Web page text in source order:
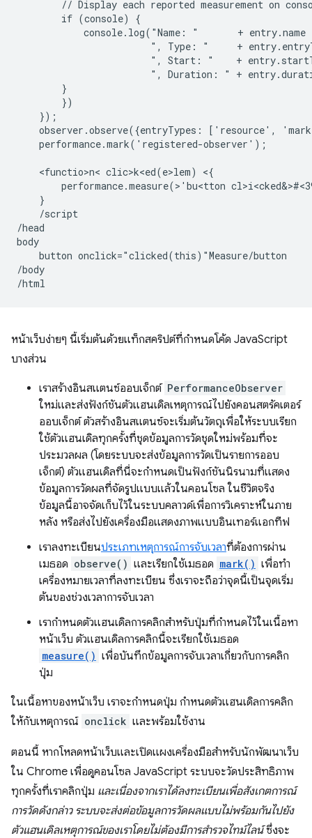
// Display each reported measurement on
        if (console) {
console.log("Name: "       + entry.name
", Type: "     +
", Start: "    +
", Duration: " +
        }
        })
    });
observer.observe({entryTypes: ['resource',
    performance.mark('registered-observer');
    <functio>n< clic>k<ed(e>lem) <{
    }
    /script
/head
body
    button onclick="clicked(this)"Measure/button
/body
หน้าเว็บง่ายๆ นี้เริ่มต้นด้วยแท็กสคริปต์ที่กําหนดโค้ด JavaScript
บางส่วน
เราสร้างอินสแตนซ์ออบเจ็กต์ PerformanceObserver
ใหม่และส่งฟังก์ชันตัวแฮนเดิลเหตุการณ์ไปยังคอนสตรัคเตอร์
ออบเจ็กต์ ตัวสร้างอินสแตนซ์จะเริ่มต้นวัตถุเพื่อให้ระบบเรียก
ใช้ตัวแฮนเดิลทุกครั้งที่ชุดข้อมูลการวัดชุดใหม่พร้อมที่จะ
ประมวลผล (โดยระบบจะส่งข้อมูลการวัดเป็นรายการออบ
เจ็กต์) ตัวแฮนเดิลที่นี่จะกำหนดเป็นฟังก์ชันนิรนามที่แสดง
ข้อมูลการวัดผลที่จัดรูปแบบแล้วในคอนโซล ในชีวิตจริง
ข้อมูลนี้อาจจัดเก็บไว้ในระบบคลาวด์เพื่อการวิเคราะห์ในภาย
หลัง หรือส่งไปยังเครื่องมือแสดงภาพแบบอินเทอร์แอกทีฟ
เราลงทะเบียนประเภทเหตุการณ์การจับเวลาที่ต้องการผ่าน
เมธอด observe() และเรียกใช้เมธอด mark() เพื่อทํา
เครื่องหมายเวลาที่ลงทะเบียน ซึ่งเราจะถือว่าจุดนี้เป็นจุดเริ่ม
ต้นของช่วงเวลาการจับเวลา
เรากําหนดตัวแฮนเดิลการคลิกสําหรับปุ่มที่กําหนดไว้ในเนื้อหา
หน้าเว็บ ตัวแฮนเดิลการคลิกนี้จะเรียกใช้เมธอด
measure() เพื่อบันทึกข้อมูลการจับเวลาเกี่ยวกับการคลิก
ปุ่ม
ในเนื้อหาของหน้าเว็บ เราจะกำหนดปุ่ม กำหนดตัวแฮนเดิลการคลิก
ให้กับเหตุการณ์ onclick และพร้อมใช้งาน
ตอนนี้ หากโหลดหน้าเว็บและเปิดแผงเครื่องมือสําหรับนักพัฒนาเว็บ
ใน Chrome เพื่อดูคอนโซล JavaScript ระบบจะวัดประสิทธิภาพ
ทุกครั้งที่เราคลิกปุ่ม และเนื่องจากเราได้ลงทะเบียนเพื่อสังเกตการณ์
การวัดดังกล่าว ระบบจะส่งต่อข้อมูลการวัดผลแบบไม่พร้อมกันไปยัง
ตัวแฮนเดิลเหตุการณ์ของเราโดยไม่ต้องมีการสำรวจไทม์ไลน์ซึ่งจะ